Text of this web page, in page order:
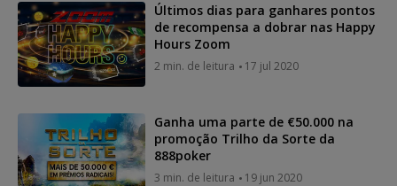
Últimos dias para ganhares pontos
de recompensa a dobrar nas Happy
Hours Zoom
2 min. de leitura 17 jul 2020
Ganha uma parte de €50.000 na
promoção Trilho da Sorte da
888poker
3 min. de leitura 19 jun 2020